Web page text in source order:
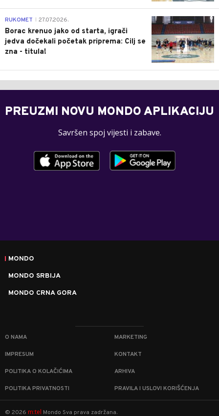
0
RUKOMET 27.07.2026.
Borac krenuo jako od starta, igrači
jedva dočekali početak priprema: Cilj se
zna - titula!
PREUZMI NOVU MONDO APLIKACIJU
Savršen spoj vijesti i zabave.
MONDO
MONDO SRBIJA
MONDO CRNA GORA
O NAMA MARKETING
IMPRESUM KONTAKT
POLITIKA O KOLAČIĆIMA ARHIVA
POLITIKA PRIVATNOSTI PRAVILA I USLOVI KORIŠĆENJA
© 2026 m:tel Mondo Sva prava zadržana.